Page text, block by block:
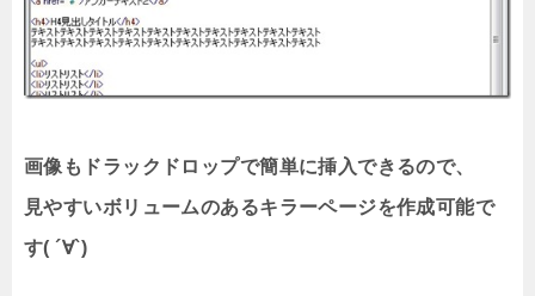
画像もドラックドロップで簡単に挿入できるので、
見やすいボリュームのあるキラーページを作成可能で
す( ´∀`)